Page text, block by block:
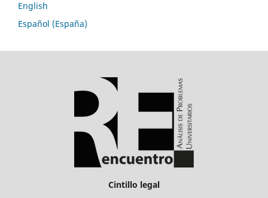
English
Español (España)
Cintillo legal